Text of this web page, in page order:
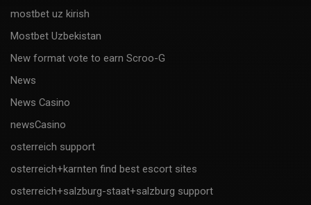
mostbet uz kirish
Mostbet Uzbekistan
New format vote to earn Scroo-G
News
News Casino
newsCasino
osterreich support
osterreich+karnten find best escort sites
osterreich+salzburg-staat+salzburg support